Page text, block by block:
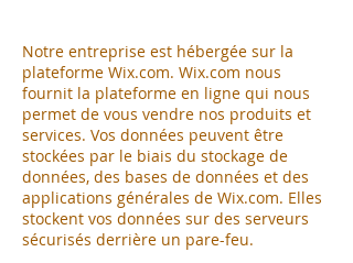
Notre entreprise est hébergée sur la
plateforme Wix.com. Wix.com nous
fournit la plateforme en ligne qui nous
permet de vous vendre nos produits et
services. Vos données peuvent être
stockées par le biais du stockage de
données, des bases de données et des
applications générales de Wix.com. Elles
stockent vos données sur des serveurs
sécurisés derrière un pare-feu.